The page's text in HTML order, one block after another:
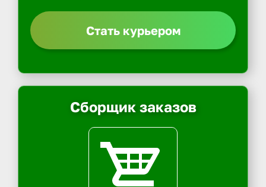
Стать курьером
Сборщик заказов